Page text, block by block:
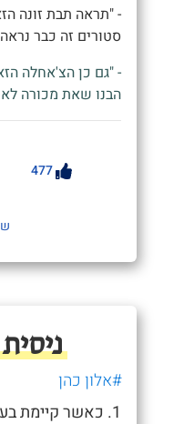
- "תראה תבת זונה
סטורים זה כבר
- "גם כן הצ'אחלה
הבנו שאת מכורה
477
#אלון כהן
1. כאשר קיימת